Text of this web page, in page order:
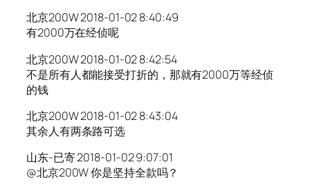
北京200W 2018-01-02 8:40:49
有2000万在经侦呢
北京200W 2018-01-02 8:42:54
不是所有人都能接受打折的，那就有2000万等经侦
的钱
北京200W 2018-01-02 8:43:04
其余人有两条路可选
山东-已寄 2018-01-02 9:07:01
@北京200W 你是坚持全款吗？